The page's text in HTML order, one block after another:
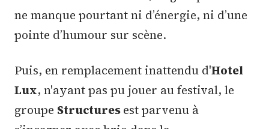
ne manque pourtant ni d’énergie, ni d’une
pointe d’humour sur scène.
Puis, en remplacement inattendu d'Hotel
Lux, n'ayant pas pu jouer au festival, le
groupe Structuresest parvenu à